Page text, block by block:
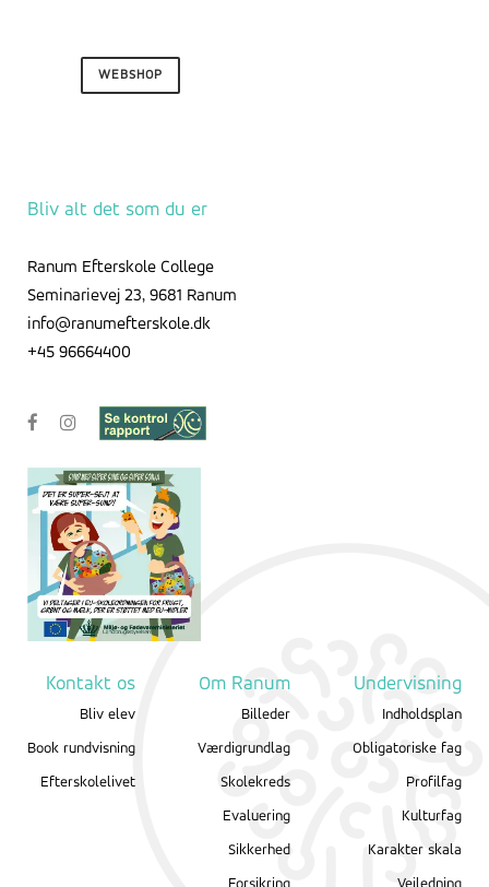
WEBSHOP
Bliv alt det som du er
Ranum Efterskole College
Seminarievej 23, 9681 Ranum
info@ranumefterskole.dk
+45 96664400
Kontakt os
Bliv elev
Book rundvisning
Efterskolelivet
Om Ranum
Billeder
Værdigrundlag
Skolekreds
Evaluering
Sikkerhed
Undervisning
Indholdsplan
Obligatoriske fag
Profilfag
Kulturfag
Karakter skala